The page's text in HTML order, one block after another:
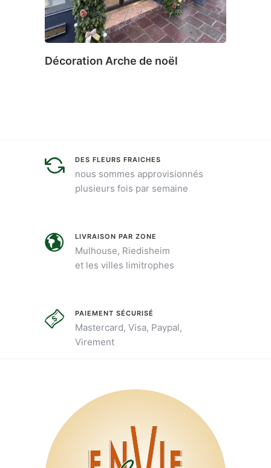
Décoration Arche de noël
DES FLEURS FRAICHES
nous sommes approvisionnés
plusieurs fois par semaine
LIVRAISON PAR ZONE
Mulhouse, Riedisheim
et les villes limitrophes
PAIEMENT SÉCURISÉ
Mastercard, Visa, Paypal,
Virement